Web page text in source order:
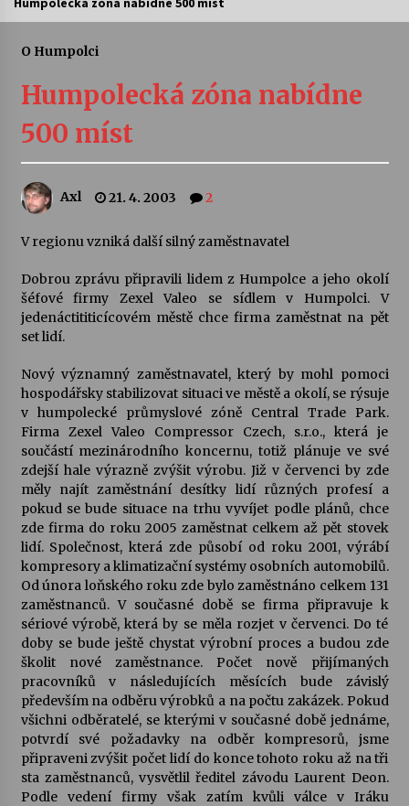
kapkou
Veselí muzikanti
Pozvánka na integrační festival Quijotova
šedesátka: 28. 7.–1. 8. 2026
28. 7. 2026
Letní koncerty ve Stromovce: Kolchoz a
Jenakaši
28. 7. 2026
Votavžatský ploty
23. 7. 2026
Letní koncerty ve Stromovce: Rufus Miller
22. 7. 2026
17. 7. 2026
Ozvěny prázdnin
14. 7. 2026
Za kulturou kousek za Humpolec. V Želivě ožije
odkaz Josefa Čapka
O Humpolci
Humpolecká zóna nabídne
500 míst
Axl 21. 4. 2003 2
V regionu vzniká další silný zaměstnavatel
Dobrou zprávu připravili lidem z Humpolce a jeho okolí
šéfové firmy Zexel Valeo se sídlem v Humpolci. V
jedenáctititicícovém městě chce firma zaměstnat na pět
set lidí.
Nový významný zaměstnavatel, který by mohl pomoci
hospodářsky stabilizovat situaci ve městě a okolí, se rýsuje
v humpolecké průmyslové zóně Central Trade Park.
Firma Zexel Valeo Compressor Czech, s.r.o., která je
součástí mezinárodního koncernu, totiž plánuje ve své
zdejší hale výrazně zvýšit výrobu. Již v červenci by zde
měly najít zaměstnání desítky lidí různých profesí a
pokud se bude situace na trhu vyvíjet podle plánů, chce
zde firma do roku 2005 zaměstnat celkem až pět stovek
lidí. Společnost, která zde působí od roku 2001, výrábí
kompresory a klimatizační systémy osobních automobilů.
Od února loňského roku zde bylo zaměstnáno celkem 131
zaměstnanců. V současné době se firma připravuje k
sériové výrobě, která by se měla rozjet v červenci. Do té
doby se bude ještě chystat výrobní proces a budou zde
školit nové zaměstnance. Počet nově přijímaných
pracovníků v následujících měsících bude závislý
především na odběru výrobků a na počtu zakázek. Pokud
všichni odběratelé, se kterými v současné době jednáme,
potvrdí své požadavky na odběr kompresorů, jsme
připraveni zvýšit počet lidí do konce tohoto roku až na tři
sta zaměstnanců, vysvětlil ředitel závodu Laurent Deon.
Podle vedení firmy však zatím kvůli válce v Iráku